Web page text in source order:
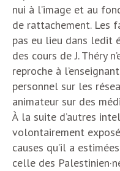
nui à l’image et au
de rattachement. Les
pas eu lieu dans ledit
des cours de J. Théry
reproche à
personnel sur les
animateur sur des
À la suite d’autres
volontairement
causes qu’il a
celle des